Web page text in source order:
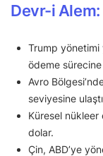
Devr-i
Trump yönetimi
ödeme
Avro
seviyesine
Küresel nükleer
dolar.
Çin, ABD’ye